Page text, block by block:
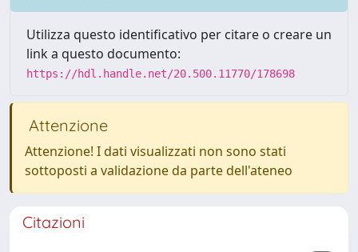
Utilizza questo identificativo per citare o creare un
link a questo documento:
https://hdl.handle.net/20.500.11770/178698
Attenzione
Attenzione! I dati visualizzati non sono stati
sottoposti a validazione da parte dell'ateneo
Citazioni